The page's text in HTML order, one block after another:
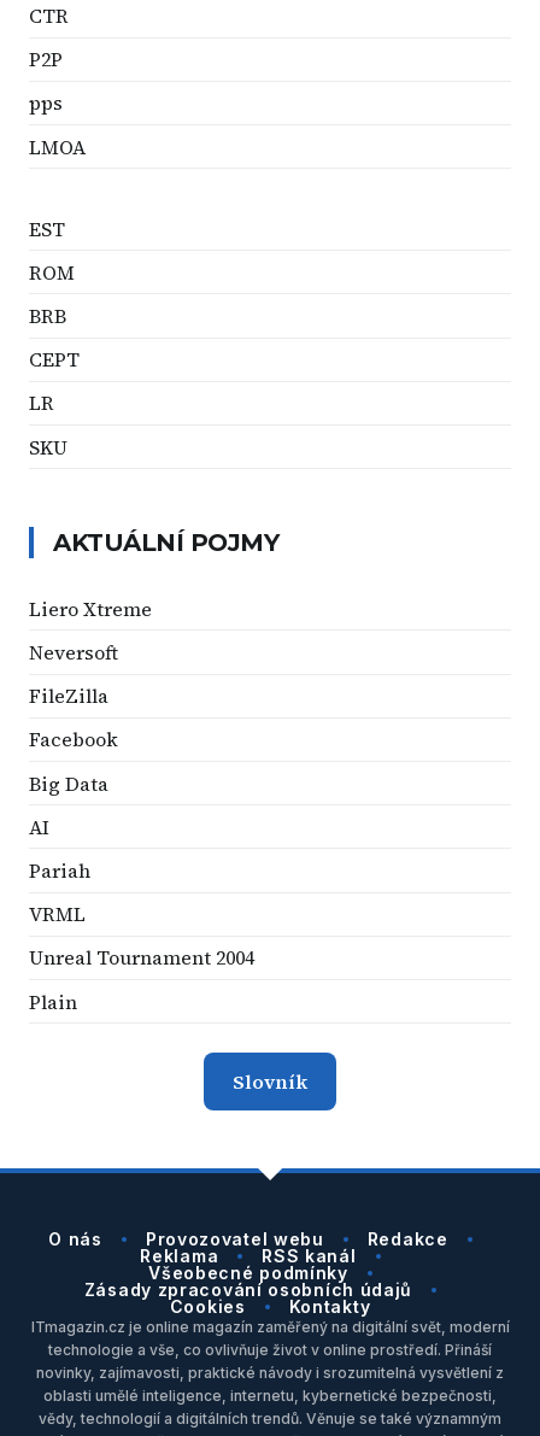
CTR
P2P
pps
LMOA
EST
ROM
BRB
CEPT
LR
SKU
AKTUÁLNÍ POJMY
Liero Xtreme
Neversoft
FileZilla
Facebook
Big Data
AI
Pariah
VRML
Unreal Tournament 2004
Plain
Slovník
O nás Provozovatel webu
Redakce
Reklama
RSS kanál
Všeobecné podmínky
Zásady zpracování osobních údajů
Cookies
Kontakty
ITmagazin.cz je online magazín zaměřený na digitální svět, moderní
technologie a vše, co ovlivňuje život v online prostředí. Přináší
novinky, zajímavosti, praktické návody i srozumitelná vysvětlení z
oblasti umělé inteligence, internetu, kybernetické bezpečnosti,
vědy, technologií a digitálních trendů. Věnuje se také významným